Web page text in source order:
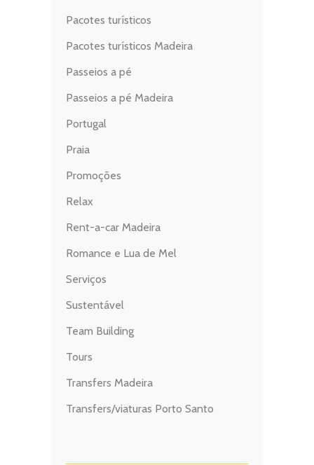
Pacotes turísticos
Pacotes turísticos Madeira
Passeios a pé
Passeios a pé Madeira
Portugal
Praia
Promoções
Relax
Rent-a-car Madeira
Romance e Lua de Mel
Serviços
Sustentável
Team Building
Tours
Transfers Madeira
Transfers/viaturas Porto Santo